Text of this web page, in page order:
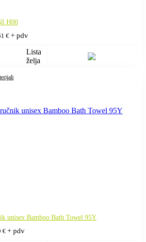
H00
€ + pdv
Lista
želja
unisex Bamboo Bath Towel 95Y
€ + pdv